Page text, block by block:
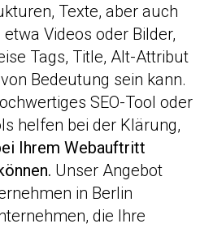
Texte, aber auch
Videos oder Bilder,
Tags, Title, Alt-Attribut
Bedeutung sein kann.
SEO-Tool oder
helfen bei der Klärung,
Ihrem Webauftritt
Unser Angebot
in Berlin
die Ihre